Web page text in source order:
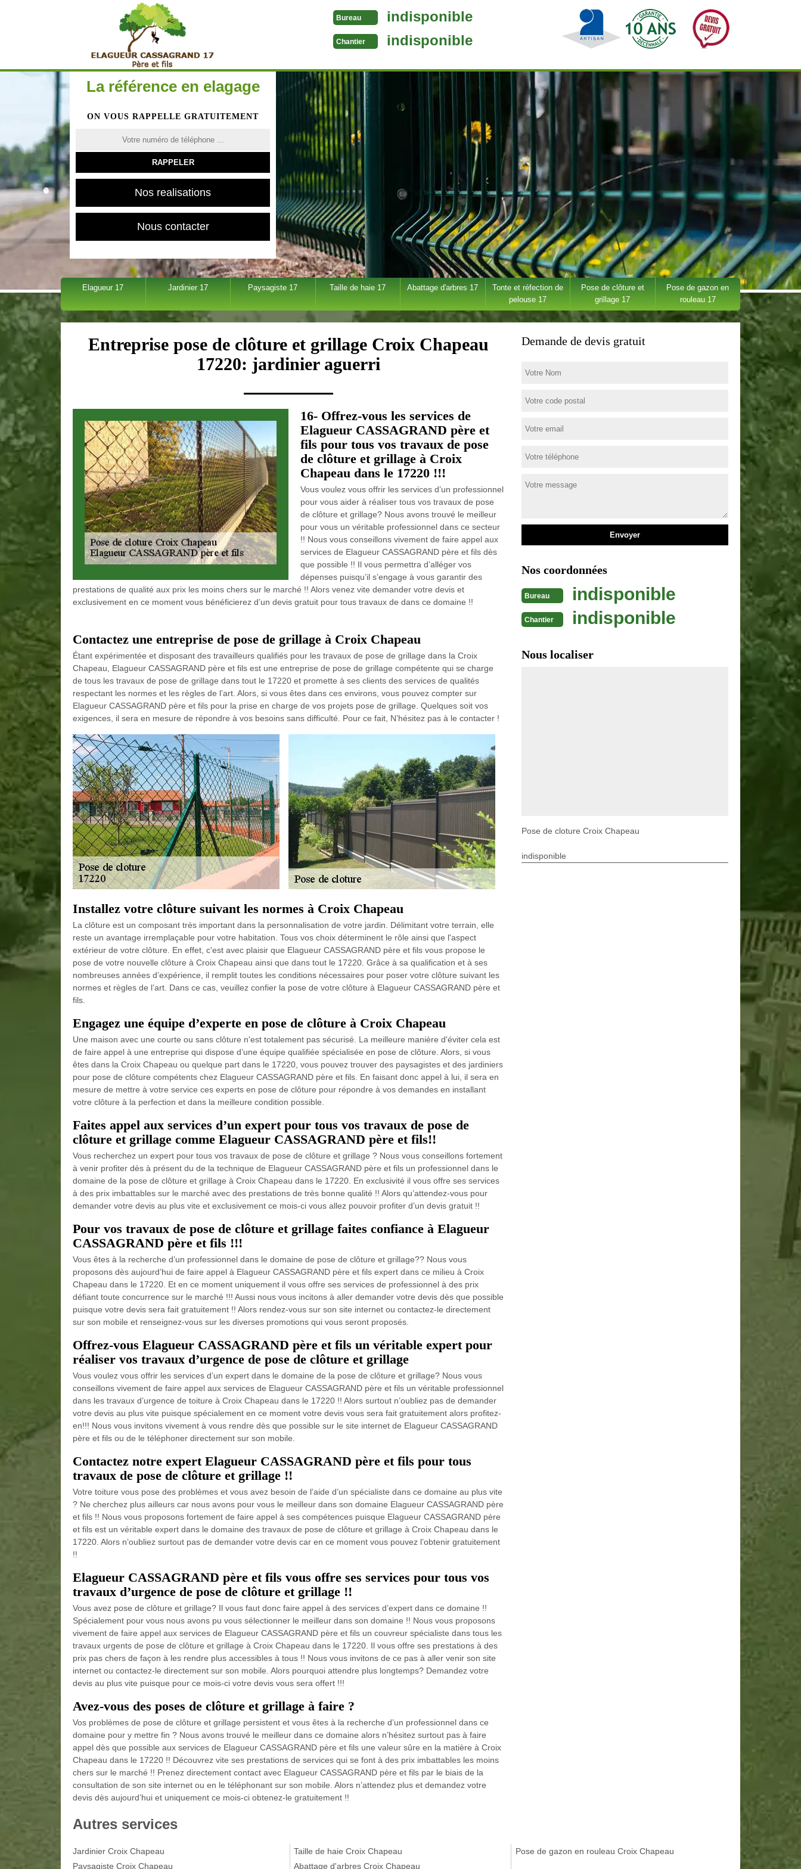
Bureau indisponible
Chantier indisponible
La référence en elagage
ON VOUS RAPPELLE GRATUITEMENT
Nos realisations
Nous contacter
Elagueur 17 Jardinier 17 Paysagiste 17 Taille de haie 17 Abattage d'arbres 17
Tonte et réfection de
pelouse 17
Pose de clôture et
grillage 17
Pose de gazon en
rouleau 17
Entreprise pose de clôture et grillage Croix Chapeau
17220: jardinier aguerri
16- Offrez-vous les services de
Elagueur CASSAGRAND père et
fils pour tous vos travaux de pose
de clôture et grillage à Croix
Chapeau dans le 17220 !!!
Vous voulez vous offrir les services d’un professionnel
pour vous aider à réaliser tous vos travaux de pose
de clôture et grillage? Nous avons trouvé le meilleur
pour vous un véritable professionnel dans ce secteur
!! Nous vous conseillons vivement de faire appel aux
services de Elagueur CASSAGRAND père et fils dès
que possible !! Il vous permettra d’alléger vos
dépenses puisqu’il s’engage à vous garantir des
prestations de qualité aux prix les moins chers sur le marché !! Alors venez vite demander votre devis et
exclusivement en ce moment vous bénéficierez d’un devis gratuit pour tous travaux de dans ce domaine !!
Contactez une entreprise de pose de grillage à Croix Chapeau
Étant expérimentée et disposant des travailleurs qualifiés pour les travaux de pose de grillage dans la Croix
Chapeau, Elagueur CASSAGRAND père et fils est une entreprise de pose de grillage compétente qui se charge
de tous les travaux de pose de grillage dans tout le 17220 et promette à ses clients des services de qualités
respectant les normes et les règles de l’art. Alors, si vous êtes dans ces environs, vous pouvez compter sur
Elagueur CASSAGRAND père et fils pour la prise en charge de vos projets pose de grillage. Quelques soit vos
exigences, il sera en mesure de répondre à vos besoins sans difficulté. Pour ce fait, N’hésitez pas à le contacter !
Installez votre clôture suivant les normes à Croix Chapeau
La clôture est un composant très important dans la personnalisation de votre jardin. Délimitant votre terrain, elle
reste un avantage irremplaçable pour votre habitation. Tous vos choix déterminent le rôle ainsi que l'aspect
extérieur de votre clôture. En effet, c'est avec plaisir que Elagueur CASSAGRAND père et fils vous propose le
pose de votre nouvelle clôture à Croix Chapeau ainsi que dans tout le 17220. Grâce à sa qualification et à ses
nombreuses années d’expérience, il remplit toutes les conditions nécessaires pour poser votre clôture suivant les
normes et règles de l’art. Dans ce cas, veuillez confier la pose de votre clôture à Elagueur CASSAGRAND père et
fils.
Engagez une équipe d’experte en pose de clôture à Croix Chapeau
Une maison avec une courte ou sans clôture n'est totalement pas sécurisé. La meilleure manière d'éviter cela est
de faire appel à une entreprise qui dispose d’une équipe qualifiée spécialisée en pose de clôture. Alors, si vous
êtes dans la Croix Chapeau ou quelque part dans le 17220, vous pouvez trouver des paysagistes et des jardiniers
pour pose de clôture compétents chez Elagueur CASSAGRAND père et fils. En faisant donc appel à lui, il sera en
mesure de mettre à votre service ces experts en pose de clôture pour répondre à vos demandes en installant
votre clôture à la perfection et dans la meilleure condition possible.
Faites appel aux services d’un expert pour tous vos travaux de pose de
clôture et grillage comme Elagueur CASSAGRAND père et fils!!
Vous recherchez un expert pour tous vos travaux de pose de clôture et grillage ? Nous vous conseillons fortement
à venir profiter dès à présent du de la technique de Elagueur CASSAGRAND père et fils un professionnel dans le
domaine de la pose de clôture et grillage à Croix Chapeau dans le 17220. En exclusivité il vous offre ses services
à des prix imbattables sur le marché avec des prestations de très bonne qualité !! Alors qu’attendez-vous pour
demander votre devis au plus vite et exclusivement ce mois-ci vous allez pouvoir profiter d’un devis gratuit !!
Pour vos travaux de pose de clôture et grillage faites confiance à Elagueur
CASSAGRAND père et fils !!!
Vous êtes à la recherche d’un professionnel dans le domaine de pose de clôture et grillage?? Nous vous
proposons dès aujourd’hui de faire appel à Elagueur CASSAGRAND père et fils expert dans ce milieu à Croix
Chapeau dans le 17220. Et en ce moment uniquement il vous offre ses services de professionnel à des prix
défiant toute concurrence sur le marché !!! Aussi nous vous incitons à aller demander votre devis dès que possible
puisque votre devis sera fait gratuitement !! Alors rendez-vous sur son site internet ou contactez-le directement
sur son mobile et renseignez-vous sur les diverses promotions qui vous seront proposés.
Offrez-vous Elagueur CASSAGRAND père et fils un véritable expert pour
réaliser vos travaux d’urgence de pose de clôture et grillage
Vous voulez vous offrir les services d’un expert dans le domaine de la pose de clôture et grillage? Nous vous
conseillons vivement de faire appel aux services de Elagueur CASSAGRAND père et fils un véritable professionnel
dans les travaux d’urgence de toiture à Croix Chapeau dans le 17220 !! Alors surtout n’oubliez pas de demander
votre devis au plus vite puisque spécialement en ce moment votre devis vous sera fait gratuitement alors profitez-
en!!! Nous vous invitons vivement à vous rendre dès que possible sur le site internet de Elagueur CASSAGRAND
père et fils ou de le téléphoner directement sur son mobile.
Contactez notre expert Elagueur CASSAGRAND père et fils pour tous
travaux de pose de clôture et grillage !!
Votre toiture vous pose des problèmes et vous avez besoin de l’aide d’un spécialiste dans ce domaine au plus vite
? Ne cherchez plus ailleurs car nous avons pour vous le meilleur dans son domaine Elagueur CASSAGRAND père
et fils !! Nous vous proposons fortement de faire appel à ses compétences puisque Elagueur CASSAGRAND père
et fils est un véritable expert dans le domaine des travaux de pose de clôture et grillage à Croix Chapeau dans le
17220. Alors n’oubliez surtout pas de demander votre devis car en ce moment vous pouvez l’obtenir gratuitement
!!
Elagueur CASSAGRAND père et fils vous offre ses services pour tous vos
travaux d’urgence de pose de clôture et grillage !!
Vous avez pose de clôture et grillage? Il vous faut donc faire appel à des services d’expert dans ce domaine !!
Spécialement pour vous nous avons pu vous sélectionner le meilleur dans son domaine !! Nous vous proposons
vivement de faire appel aux services de Elagueur CASSAGRAND père et fils un couvreur spécialiste dans tous les
travaux urgents de pose de clôture et grillage à Croix Chapeau dans le 17220. Il vous offre ses prestations à des
prix pas chers de façon à les rendre plus accessibles à tous !! Nous vous invitons de ce pas à aller venir son site
internet ou contactez-le directement sur son mobile. Alors pourquoi attendre plus longtemps? Demandez votre
devis au plus vite puisque pour ce mois-ci votre devis vous sera offert !!!
Avez-vous des poses de clôture et grillage à faire ?
Vos problèmes de pose de clôture et grillage persistent et vous êtes à la recherche d’un professionnel dans ce
domaine pour y mettre fin ? Nous avons trouvé le meilleur dans ce domaine alors n’hésitez surtout pas à faire
appel dès que possible aux services de Elagueur CASSAGRAND père et fils une valeur sûre en la matière à Croix
Chapeau dans le 17220 !! Découvrez vite ses prestations de services qui se font à des prix imbattables les moins
chers sur le marché !! Prenez directement contact avec Elagueur CASSAGRAND père et fils par le biais de la
consultation de son site internet ou en le téléphonant sur son mobile. Alors n’attendez plus et demandez votre
devis dès aujourd’hui et uniquement ce mois-ci obtenez-le gratuitement !!
Demande de devis gratuit
Nos coordonnées
Bureau indisponible
Chantier indisponible
Nous localiser
Pose de cloture Croix Chapeau
indisponible
Autres services
Jardinier Croix Chapeau
Paysagiste Croix Chapeau
Taille de haie Croix Chapeau
Abattage d'arbres Croix Chapeau
Pose de gazon en rouleau Croix Chapeau